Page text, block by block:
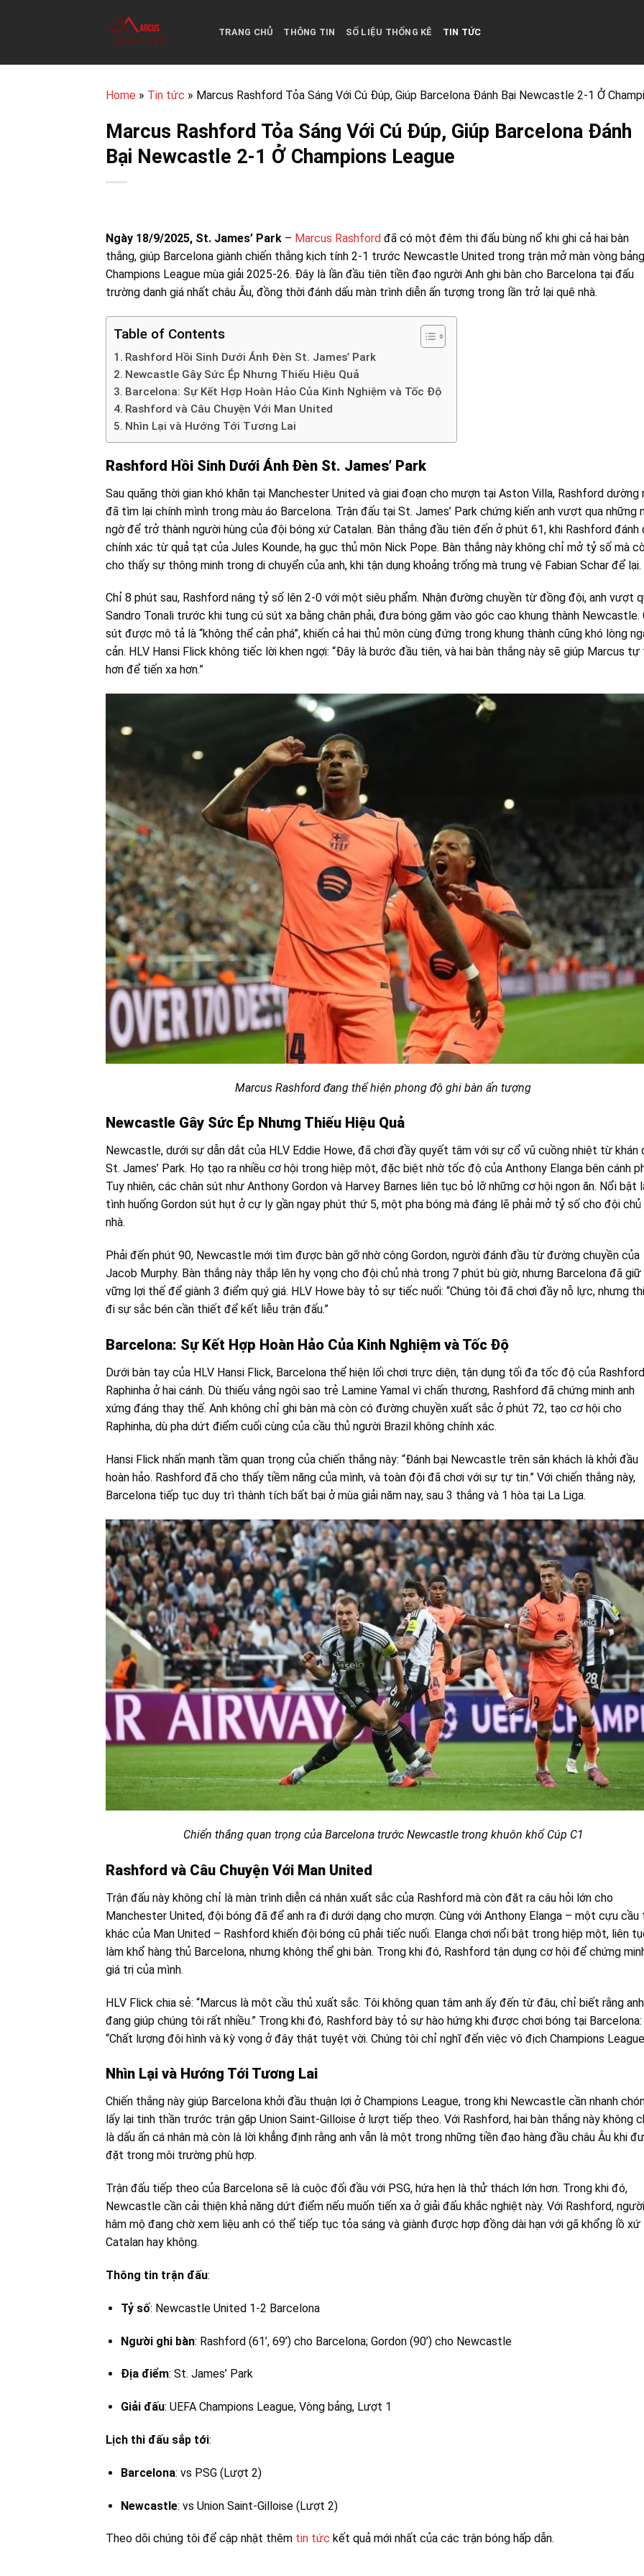
dung
TRANG CHỦ THÔNG TIN SỐ LIỆU THỐNG KÊ TIN TỨC
Home » Tin tức » Marcus Rashford Tỏa Sáng Với Cú Đúp, Giúp Barcelona Đánh Bại Newcastle 2-1 Ở
Marcus Rashford Tỏa Sáng Với Cú Đúp, Giúp Barcelona Đánh
Bại Newcastle 2-1 Ở Champions League
Ngày 18/9/2025, St. James’ Park – Marcus Rashford đã có một đêm thi đấu bùng nổ khi ghi cả hai bàn
thắng, giúp Barcelona giành chiến thắng kịch tính 2-1 trước Newcastle United trong trận mở màn vòng bảng
Champions League mùa giải 2025-26. Đây là lần đầu tiên tiền đạo người Anh ghi bàn cho Barcelona tại đấu
trường danh giá nhất châu Âu, đồng thời đánh dấu màn trình diễn ấn tượng trong lần trở lại quê nhà.
Table of Contents
Rashford Hồi Sinh Dưới Ánh Đèn St. James’ Park
Newcastle Gây Sức Ép Nhưng Thiếu Hiệu Quả
Barcelona: Sự Kết Hợp Hoàn Hảo Của Kinh Nghiệm và Tốc Độ
Rashford và Câu Chuyện Với Man United
Nhìn Lại và Hướng Tới Tương Lai
Rashford Hồi Sinh Dưới Ánh Đèn St. James’ Park
Sau quãng thời gian khó khăn tại Manchester United và giai đoạn cho mượn tại Aston Villa, Rashford dường
đã tìm lại chính mình trong màu áo Barcelona. Trận đấu tại St. James’ Park chứng kiến anh vượt qua những
ngờ để trở thành người hùng của đội bóng xứ Catalan. Bàn thắng đầu tiên đến ở phút 61, khi Rashford đánh
chính xác từ quả tạt của Jules Kounde, hạ gục thủ môn Nick Pope. Bàn thắng này không chỉ mở tỷ số mà
cho thấy sự thông minh trong di chuyển của anh, khi tận dụng khoảng trống mà trung vệ Fabian Schar để lại.
Chỉ 8 phút sau, Rashford nâng tỷ số lên 2-0 với một siêu phẩm. Nhận đường chuyền từ đồng đội, anh vượt
Sandro Tonali trước khi tung cú sút xa bằng chân phải, đưa bóng găm vào góc cao khung thành Newcastle.
sút được mô tả là “không thể cản phá”, khiến cả hai thủ môn cùng đứng trong khung thành cũng khó lòng
cản. HLV Hansi Flick không tiếc lời khen ngợi: “Đây là bước đầu tiên, và hai bàn thắng này sẽ giúp Marcus tự
hơn để tiến xa hơn.”
Marcus Rashford đang thể hiện phong độ ghi bàn ấn tượng
Newcastle Gây Sức Ép Nhưng Thiếu Hiệu Quả
Newcastle, dưới sự dẫn dắt của HLV Eddie Howe, đã chơi đầy quyết tâm với sự cổ vũ cuồng nhiệt từ khán
St. James’ Park. Họ tạo ra nhiều cơ hội trong hiệp một, đặc biệt nhờ tốc độ của Anthony Elanga bên cánh
Tuy nhiên, các chân sút như Anthony Gordon và Harvey Barnes liên tục bỏ lỡ những cơ hội ngon ăn. Nổi bật
tình huống Gordon sút hụt ở cự ly gần ngay phút thứ 5, một pha bóng mà đáng lẽ phải mở tỷ số cho đội chủ
nhà.
Phải đến phút 90, Newcastle mới tìm được bàn gỡ nhờ công Gordon, người đánh đầu từ đường chuyền của
Jacob Murphy. Bàn thắng này thắp lên hy vọng cho đội chủ nhà trong 7 phút bù giờ, nhưng Barcelona đã giữ
vững lợi thế để giành 3 điểm quý giá. HLV Howe bày tỏ sự tiếc nuối: “Chúng tôi đã chơi đầy nỗ lực, nhưng
đi sự sắc bén cần thiết để kết liễu trận đấu.”
Barcelona: Sự Kết Hợp Hoàn Hảo Của Kinh Nghiệm và Tốc Độ
Dưới bàn tay của HLV Hansi Flick, Barcelona thể hiện lối chơi trực diện, tận dụng tối đa tốc độ của
Raphinha ở hai cánh. Dù thiếu vắng ngôi sao trẻ Lamine Yamal vì chấn thương, Rashford đã chứng minh anh
xứng đáng thay thế. Anh không chỉ ghi bàn mà còn có đường chuyền xuất sắc ở phút 72, tạo cơ hội cho
Raphinha, dù pha dứt điểm cuối cùng của cầu thủ người Brazil không chính xác.
Hansi Flick nhấn mạnh tầm quan trọng của chiến thắng này: “Đánh bại Newcastle trên sân khách là khởi đầu
hoàn hảo. Rashford đã cho thấy tiềm năng của mình, và toàn đội đã chơi với sự tự tin.” Với chiến thắng này,
Barcelona tiếp tục duy trì thành tích bất bại ở mùa giải năm nay, sau 3 thắng và 1 hòa tại La Liga.
Chiến thắng quan trọng của Barcelona trước Newcastle trong khuôn khổ Cúp C1
Rashford và Câu Chuyện Với Man United
Trận đấu này không chỉ là màn trình diễn cá nhân xuất sắc của Rashford mà còn đặt ra câu hỏi lớn cho
Manchester United, đội bóng đã để anh ra đi dưới dạng cho mượn. Cùng với Anthony Elanga – một cựu cầu
khác của Man United – Rashford khiến đội bóng cũ phải tiếc nuối. Elanga chơi nổi bật trong hiệp một, liên
làm khổ hàng thủ Barcelona, nhưng không thể ghi bàn. Trong khi đó, Rashford tận dụng cơ hội để chứng
giá trị của mình.
HLV Flick chia sẻ: “Marcus là một cầu thủ xuất sắc. Tôi không quan tâm anh ấy đến từ đâu, chỉ biết rằng
đang giúp chúng tôi rất nhiều.” Trong khi đó, Rashford bày tỏ sự hào hứng khi được chơi bóng tại Barcelona:
“Chất lượng đội hình và kỳ vọng ở đây thật tuyệt vời. Chúng tôi chỉ nghĩ đến việc vô địch Champions
Nhìn Lại và Hướng Tới Tương Lai
Chiến thắng này giúp Barcelona khởi đầu thuận lợi ở Champions League, trong khi Newcastle cần nhanh
lấy lại tinh thần trước trận gặp Union Saint-Gilloise ở lượt tiếp theo. Với Rashford, hai bàn thắng này không
là dấu ấn cá nhân mà còn là lời khẳng định rằng anh vẫn là một trong những tiền đạo hàng đầu châu Âu khi
đặt trong môi trường phù hợp.
Trận đấu tiếp theo của Barcelona sẽ là cuộc đối đầu với PSG, hứa hẹn là thử thách lớn hơn. Trong khi đó,
Newcastle cần cải thiện khả năng dứt điểm nếu muốn tiến xa ở giải đấu khắc nghiệt này. Với Rashford, người
hâm mộ đang chờ xem liệu anh có thể tiếp tục tỏa sáng và giành được hợp đồng dài hạn với gã khổng lồ xứ
Catalan hay không.
Thông tin trận đấu:
Tỷ số: Newcastle United 1-2 Barcelona
Người ghi bàn: Rashford (61’, 69’) cho Barcelona; Gordon (90’) cho Newcastle
Địa điểm: St. James’ Park
Giải đấu: UEFA Champions League, Vòng bảng, Lượt 1
Lịch thi đấu sắp tới:
Barcelona: vs PSG (Lượt 2)
Newcastle: vs Union Saint-Gilloise (Lượt 2)
Theo dõi chúng tôi để cập nhật thêm tin tức kết quả mới nhất của các trận bóng hấp dẫn.